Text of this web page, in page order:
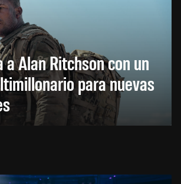
Alan Ritchson con un
para nuevas